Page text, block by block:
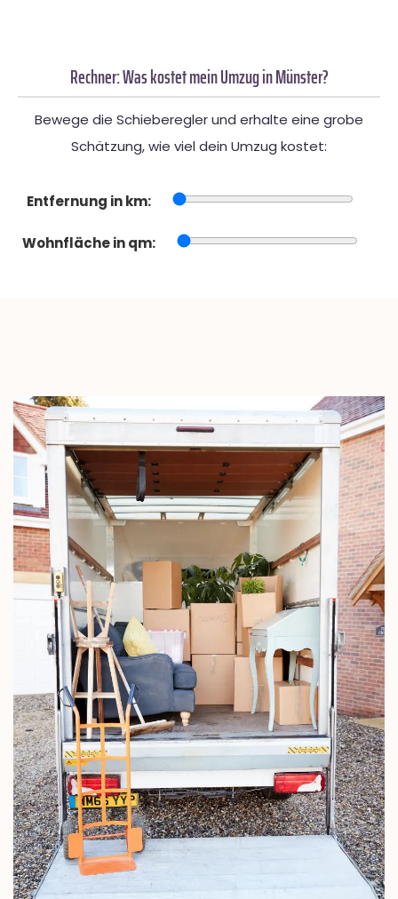
Rechner: Was kostet mein Umzug in Münster?
Bewege die Schieberegler und erhalte eine grobe
Schätzung, wie viel dein Umzug kostet:
Entfernung in km:
Wohnfläche in qm: